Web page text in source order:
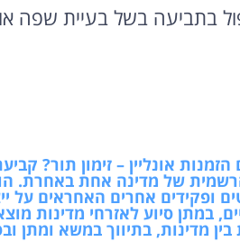
בתביעה בשל בעיית שפה
אונליין – זימון תור?
של מדינה אחת באחרת.
ופקידים אחרים האחראים על
במתן סיוע לאזרחי מדינות
מדינות, בתיווך במשא ומתן